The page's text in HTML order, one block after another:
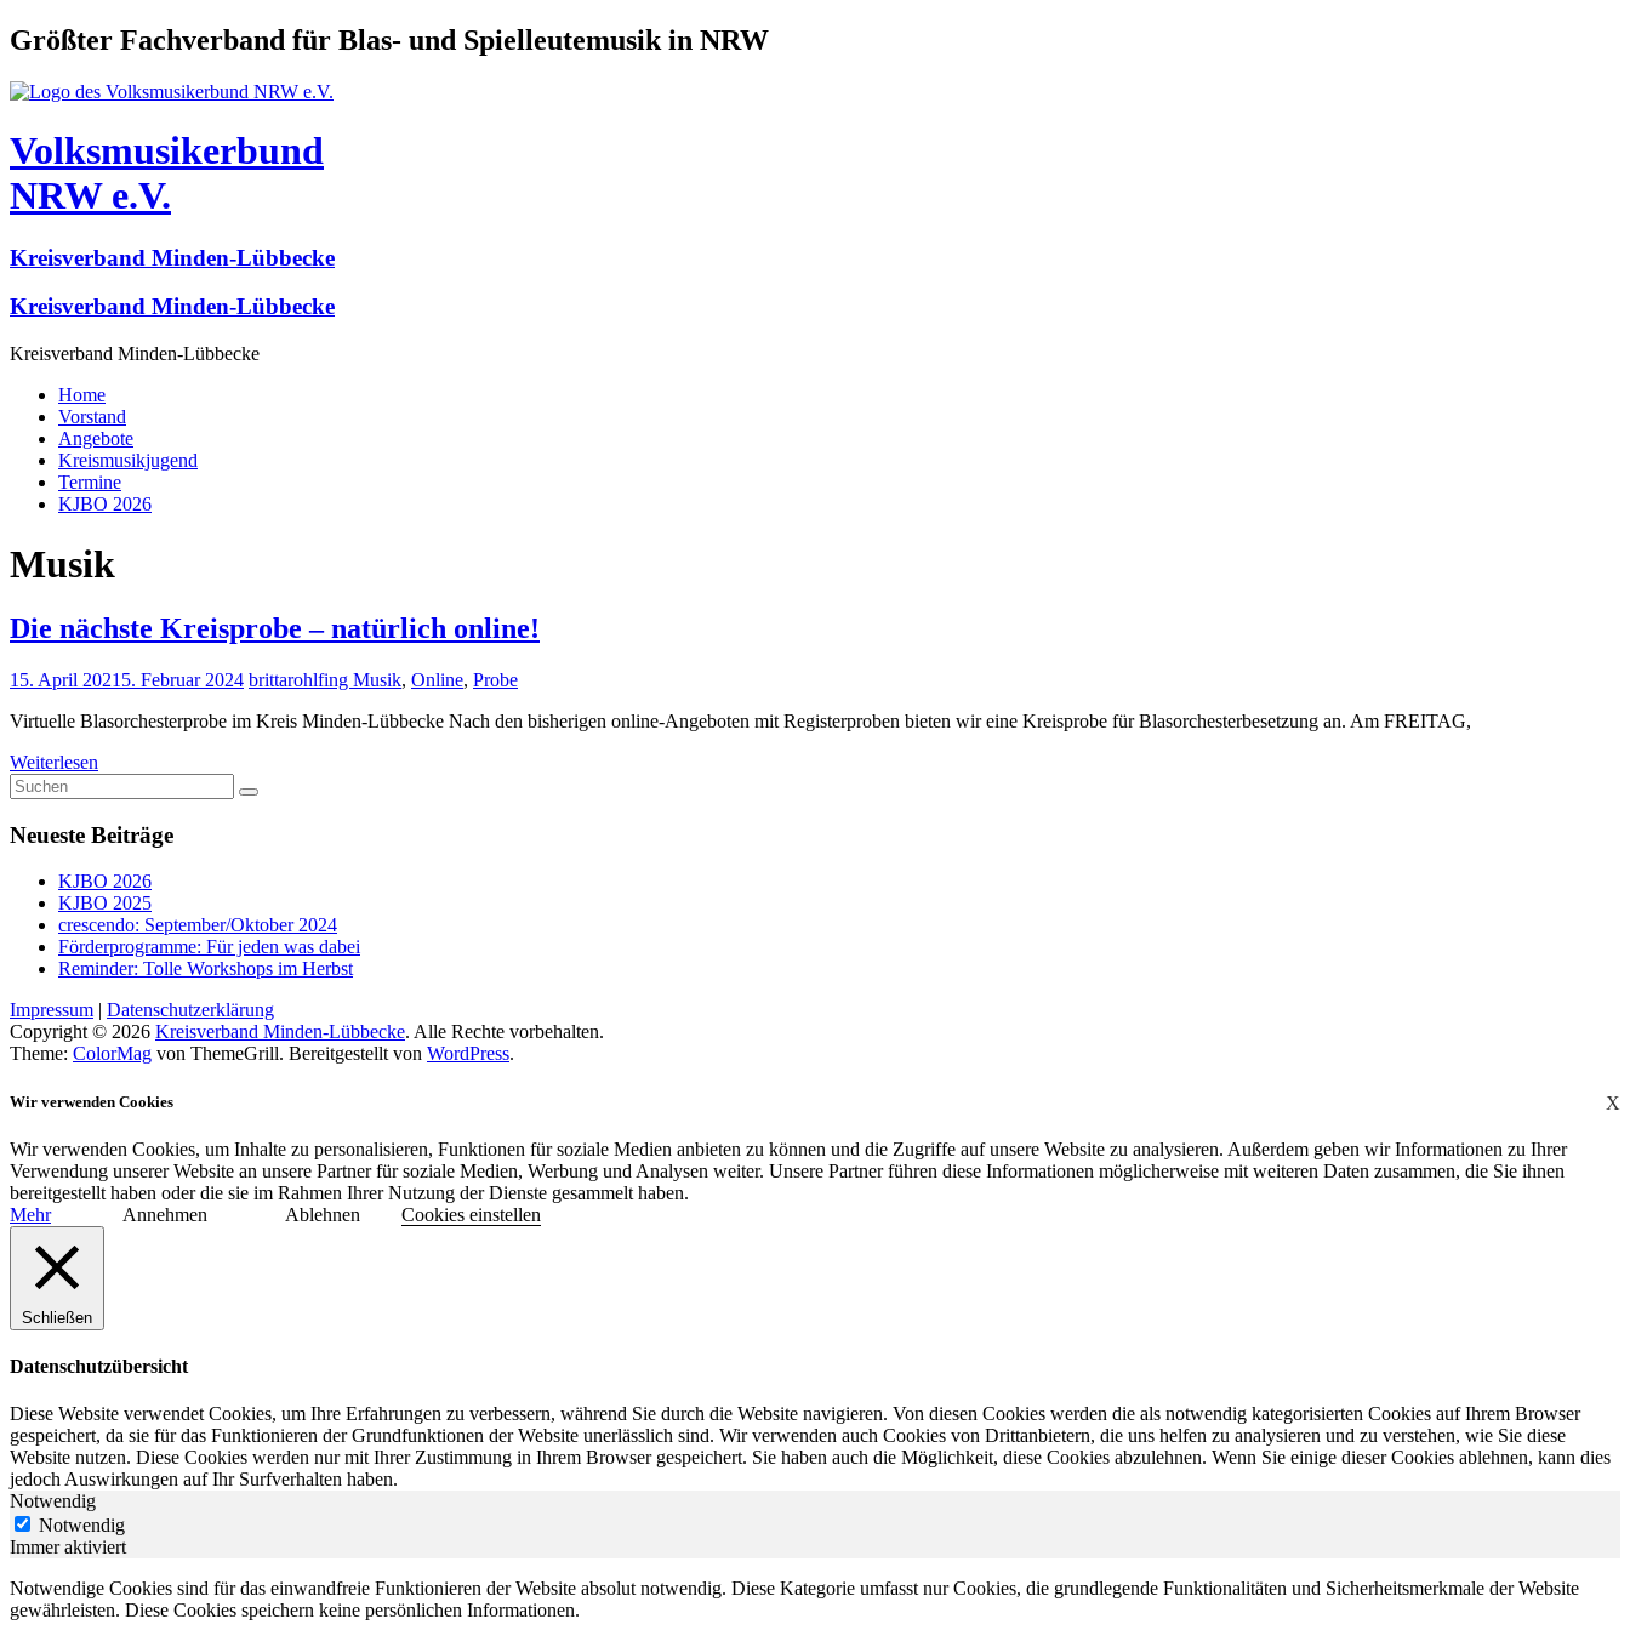
Größter Fachverband für Blas- und Spielleutemusik in NRW
Volksmusikerbund
NRW e.V.
Kreisverband Minden-Lübbecke
Kreisverband Minden-Lübbecke
Kreisverband Minden-Lübbecke
Home
Vorstand
Angebote
Kreismusikjugend
Termine
KJBO 2026
Musik
Die nächste Kreisprobe – natürlich online!
15. April 2021 5. Februar 2024 brittarohlfing Musik, Online, Probe
Virtuelle Blasorchesterprobe im Kreis Minden-Lübbecke Nach den bisherigen online-Angeboten mit Registerproben bieten wir eine Kreisprobe für Blasorchesterbesetzung an. Am FREITAG,
Weiterlesen
Neueste Beiträge
KJBO 2026
KJBO 2025
crescendo: September/Oktober 2024
Förderprogramme: Für jeden was dabei
Reminder: Tolle Workshops im Herbst
Impressum | Datenschutzerklärung
Copyright © 2026 Kreisverband Minden-Lübbecke. Alle Rechte vorbehalten.
Theme: ColorMag von ThemeGrill. Bereitgestellt von WordPress.
X
Wir verwenden Cookies
Wir verwenden Cookies, um Inhalte zu personalisieren, Funktionen für soziale Medien anbieten zu können und die Zugriffe auf unsere Website zu analysieren. Außerdem geben wir Informationen zu Ihrer
Verwendung unserer Website an unsere Partner für soziale Medien, Werbung und Analysen weiter. Unsere Partner führen diese Informationen möglicherweise mit weiteren Daten zusammen, die Sie ihnen
bereitgestellt haben oder die sie im Rahmen Ihrer Nutzung der Dienste gesammelt haben.
Mehr
Annehmen Ablehnen Cookies einstellen
Schließen
Datenschutzübersicht
Diese Website verwendet Cookies, um Ihre Erfahrungen zu verbessern, während Sie durch die Website navigieren. Von diesen Cookies werden die als notwendig kategorisierten Cookies auf Ihrem Browser
gespeichert, da sie für das Funktionieren der Grundfunktionen der Website unerlässlich sind. Wir verwenden auch Cookies von Drittanbietern, die uns helfen zu analysieren und zu verstehen, wie Sie diese
Website nutzen. Diese Cookies werden nur mit Ihrer Zustimmung in Ihrem Browser gespeichert. Sie haben auch die Möglichkeit, diese Cookies abzulehnen. Wenn Sie einige dieser Cookies ablehnen, kann dies
jedoch Auswirkungen auf Ihr Surfverhalten haben.
Notwendig
Notwendig
Immer aktiviert
Notwendige Cookies sind für das einwandfreie Funktionieren der Website absolut notwendig. Diese Kategorie umfasst nur Cookies, die grundlegende Funktionalitäten und Sicherheitsmerkmale der Website
gewährleisten. Diese Cookies speichern keine persönlichen Informationen.